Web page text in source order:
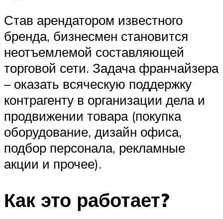
Став арендатором известного
бренда, бизнесмен становится
неотъемлемой составляющей
торговой сети. Задача франчайзера
– оказать всяческую поддержку
контрагенту в организации дела и
продвижении товара (покупка
оборудование, дизайн офиса,
подбор персонала, рекламные
акции и прочее).
Как это работает?